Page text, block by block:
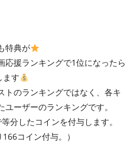
特典が
応援ランキングで1位になったら
ます
のランキングではなく、各キ
ーザーのランキングです。
分したコインを付与します。
コイン付与。）